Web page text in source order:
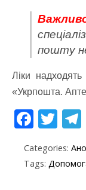
пошту
Ліки
«Укрпошта.
F
e
b
T
itt
Categories:
Tags: